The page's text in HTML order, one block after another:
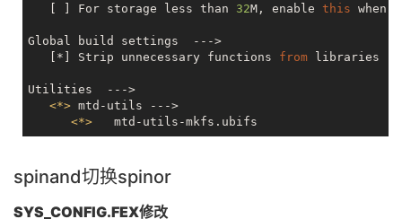
   [ ] For storage less than
32M, enable this when
Global build settings  --->
   [*] Strip unnecessary functions
from libraries
Utilities  --->
<*> mtd-utils --->
<*>
spinand切换spinor
SYS_CONFIG.FEX修改